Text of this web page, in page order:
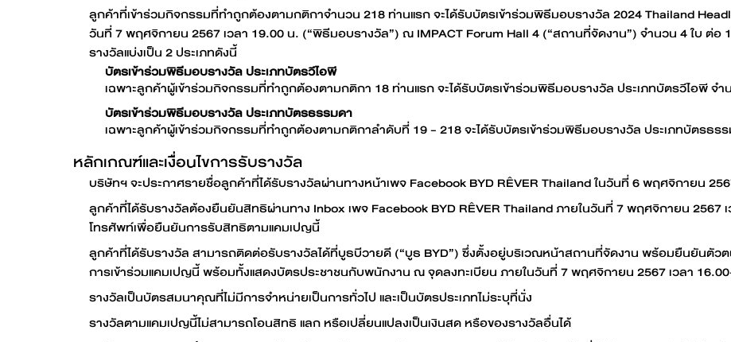
ลูกค้าที่เข้าร่วมกิจกรรมที่ทำถูกต้องตามกติกาจำนวน 218 ท่านแรก จะได้รับบัตรเข้าร่วมพิธีมอบรางวัล 2024 Thailand
วันที่ 7 พฤศจิกายน 2567 เวลา 19.00 น. (“พิธีมอบรางวัล”) ณ IMPACT Forum Hall 4 (“สถานที่จัดงาน”) จำนวน 4 ใบ ต่อ
รางวัลแบ่งเป็น 2 ประเภทดังนี้
บัตรเข้าร่วมพิธีมอบรางวัล ประเภทบัตรวีไอพี
เฉพาะลูกค้าผู้เข้าร่วมกิจกรรมที่ทำถูกต้องตามกติกา 18 ท่านแรก จะได้รับบัตรเข้าร่วมพิธีมอบรางวัล ประเภทบัตรวีไอพี จ
บัตรเข้าร่วมพิธีมอบรางวัล ประเภทบัตรธรรมดา
เฉพาะลูกค้าผู้เข้าร่วมกิจกรรมที่ทำถูกต้องตามกติกาลำดับที่ 19 - 218 จะได้รับบัตรเข้าร่วมพิธีมอบรางวัล ประเภทบัตรธร
หลักเกณฑ์และเงื่อนไขการรับรางวัล
บริษัทฯ จะประกาศรายชื่อลูกค้าที่ได้รับรางวัลผ่านทางหน้าเพจ Facebook BYD RÊVER Thailand ในวันที่ 6 พฤศจิกายน
ลูกค้าที่ได้รับรางวัลต้องยืนยันสิทธิผ่านทาง Inbox เพจ Facebook BYD RÊVER Thailand ภายในวันที่ 7 พฤศจิกายน 2567
โทรศัพท์เพื่อยืนยันการรับสิทธิตามแคมเปญนี้
ลูกค้าที่ได้รับรางวัล สามารถติดต่อรับรางวัลได้ที่บูธบีวายดี (“บูธ BYD”) ซึ่งตั้งอยู่บริเวณหน้าสถานที่จัดงาน พร้อมยืนยันตัว
การเข้าร่วมแคมเปญนี้ พร้อมทั้งแสดงบัตรประชาชนกับพนักงาน ณ จุดลงทะเบียน ภายในวันที่ 7 พฤศจิกายน 2567 เวลา
รางวัลเป็นบัตรสมนาคุณที่ไม่มีการจำหน่ายเป็นการทั่วไป และเป็นบัตรประเภทไม่ระบุที่นั่ง
รางวัลตามแคมเปญนี้ไม่สามารถโอนสิทธิ แลก หรือเปลี่ยนแปลงเป็นเงินสด หรือของรางวัลอื่นได้